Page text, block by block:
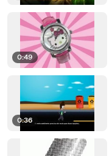
0:49
0:36